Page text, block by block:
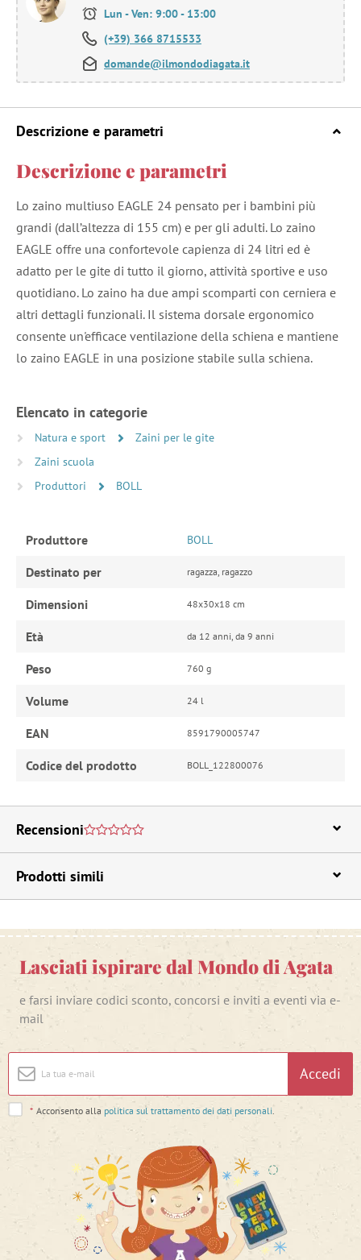
Lun - Ven: 9:00 - 13:00
(+39) 366 8715533
domande@ilmondodiagata.it
Descrizione e parametri
Descrizione e parametri
Lo zaino multiuso EAGLE 24 pensato per i bambini più
grandi (dall’altezza di 155 cm) e per gli adulti. Lo zaino
EAGLE offre una confortevole capienza di 24 litri ed è
adatto per le gite di tutto il giorno, attività sportive e uso
quotidiano. Lo zaino ha due ampi scomparti con cerniera e
altri dettagli funzionali. Il sistema dorsale ergonomico
consente un'efficace ventilazione della schiena e mantiene
lo zaino EAGLE in una posizione stabile sulla schiena.
Elencato in categorie
Natura e sport
Zaini per le gite
Zaini scuola
Produttori
BOLL
Produttore BOLL
Destinato per ragazza, ragazzo
Dimensioni 48x30x18 cm
Età da 12 anni, da 9 anni
Peso 760 g
Volume 24 l
EAN 8591790005747
Codice del prodotto BOLL_122800076
Recensioni
Prodotti simili
Lasciati ispirare dal Mondo di Agata
e farsi inviare codici sconto, concorsi e inviti a eventi via e-
mail
Accedi
* Acconsento alla politica sul trattamento dei dati personali